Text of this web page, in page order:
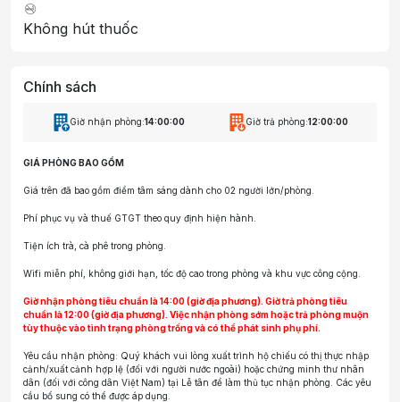
Không hút thuốc
Chính sách
Giờ nhận phòng:14:00:00 Giờ trả phòng:12:00:00
GIÁ PHÒNG BAO GỒM
Giá trên đã bao gồm điểm tâm sáng dành cho 02 người lớn/phòng.
Phí phục vụ và thuế GTGT theo quy định hiện hành.
Tiện ích trà, cà phê trong phòng.
Wifi miễn phí, không giới hạn, tốc độ cao trong phòng và khu vực công cộng.
Giờ nhận phòng tiêu chuẩn là 14:00 (giờ địa phương). Giờ trả phòng tiêu
chuẩn là 12:00 (giờ địa phương). Việc nhận phòng sớm hoặc trả phòng muộn
tùy thuộc vào tình trạng phòng trống và có thể phát sinh phụ phí.
Yêu cầu nhận phòng: Quý khách vui lòng xuất trình hộ chiếu có thị thực nhập
cảnh/xuất cảnh hợp lệ (đối với người nước ngoài) hoặc chứng minh thư nhân
dân (đối với công dân Việt Nam) tại Lễ tân để làm thủ tục nhận phòng. Các yêu
cầu bổ sung có thể được áp dụng.